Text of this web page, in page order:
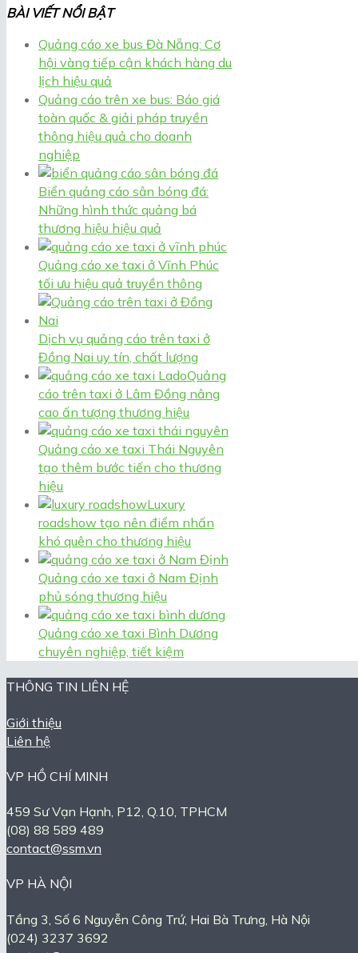
BÀI VIẾT NỔI BẬT
Quảng cáo xe bus Đà Nẵng: Cơ
hội vàng tiếp cận khách hàng du
lịch hiệu quả
Quảng cáo trên xe bus: Báo giá
toàn quốc & giải pháp truyền
thông hiệu quả cho doanh
nghiệp
Biển quảng cáo sân bóng đá:
Những hình thức quảng bá
thương hiệu hiệu quả
Quảng cáo xe taxi ở Vĩnh Phúc
tối ưu hiệu quả truyền thông
Dịch vụ quảng cáo trên taxi ở
Đồng Nai uy tín, chất lượng
Quảng
cáo trên taxi ở Lâm Đồng nâng
cao ấn tượng thương hiệu
Quảng cáo xe taxi Thái Nguyên
tạo thêm bước tiến cho thương
hiệu
Luxury
roadshow tạo nên điểm nhấn
khó quên cho thương hiệu
Quảng cáo xe taxi ở Nam Định
phủ sóng thương hiệu
Quảng cáo xe taxi Bình Dương
chuyên nghiệp, tiết kiệm
THÔNG TIN LIÊN HỆ
Giới thiệu
Liên hệ
VP HỒ CHÍ MINH
459 Sư Vạn Hạnh, P12, Q.10, TPHCM
(08) 88 589 489
contact@ssm.vn
VP HÀ NỘI
Tầng 3, Số 6 Nguyễn Công Trứ, Hai Bà Trưng, Hà Nội
(024) 3237 3692